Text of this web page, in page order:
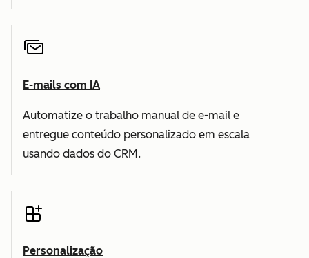
E-mails com IA
Automatize o trabalho manual de e-mail e
entregue conteúdo personalizado em escala
usando dados do CRM.
Personalização